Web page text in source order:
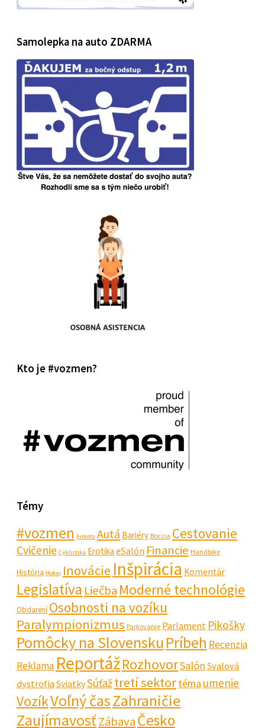
Samolepka na auto ZDARMA
Kto je #vozmen?
Témy
#vozmen Anketa Autá Bariéry Boccia Cestovanie
Cvičenie Cyklistika Erotika eSalón Financie Handbike
História Hokej Inovácie Inšpirácia Komentár
Legislatíva Liečba Moderné technológie
Obdarení Osobnosti na vozíku
Paralympionizmus Parkovanie Parlament Pikošky
Pomôcky na SlovenskuPríbeh Recenzia
Reklama ReportážRozhovorSalón Svalová
dystrofiaSviatkySúťažtretí sektortéma umenie
VozíkVoľný časZahraničie
ZaujímavosťZábavaČesko